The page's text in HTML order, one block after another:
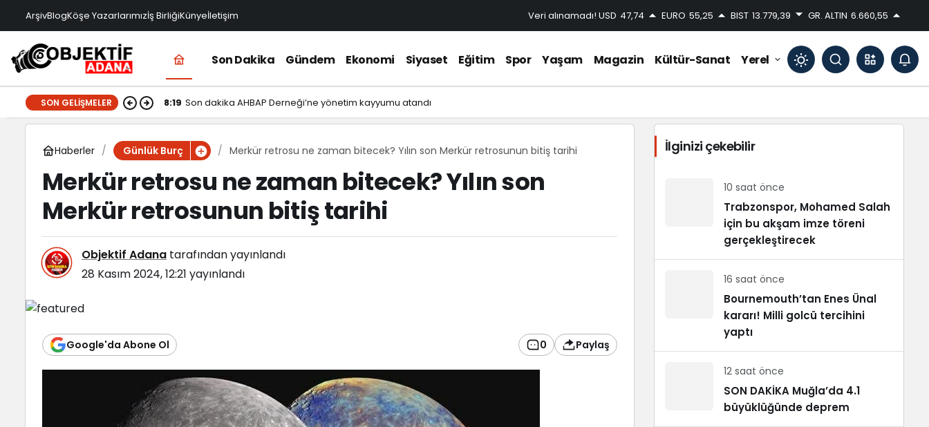
ArşivBlogKöşe Yazarlarımızİş BirliğiKünyeİletişim Veri alınamadı! USD 47,74 EURO 55,25 BIST 13.779,39 GR. ALTIN 6.660,55
Son Dakika Gündem Ekonomi Siyaset Eğitim Spor Yaşam Magazin Kültür-Sanat Yerel
Mod
değiştir
Gündüz modunu seçin.
Gece modunu seçin.
Sistem modunu seçin.
SON GELIŞMELER 8:19 Son dakika AHBAP Derneği’ne yönetim kayyumu atandı
Haberler Günlük Burç Merkür retrosu ne zaman bitecek? Yılın son Merkür retrosunun bitiş tarihi
Merkür retrosu ne zaman bitecek? Yılın son
Merkür retrosunun bitiş tarihi
Objektif Adana tarafından yayınlandı
28 Kasım 2024, 12:21 yayınlandı
Google'da Abone Ol 0 Paylaş
İlginizi çekebilir
10 saat önce
Trabzonspor, Mohamed Salah
için bu akşam imze töreni
gerçekleştirecek
16 saat önce
Bournemouth’tan Enes Ünal
kararı! Milli golcü tercihini
yaptı
12 saat önce
SON DAKİKA Muğla’da 4.1
büyüklüğünde deprem